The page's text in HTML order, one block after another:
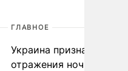
ГЛАВНОЕ
Украина признала
отражения ночной